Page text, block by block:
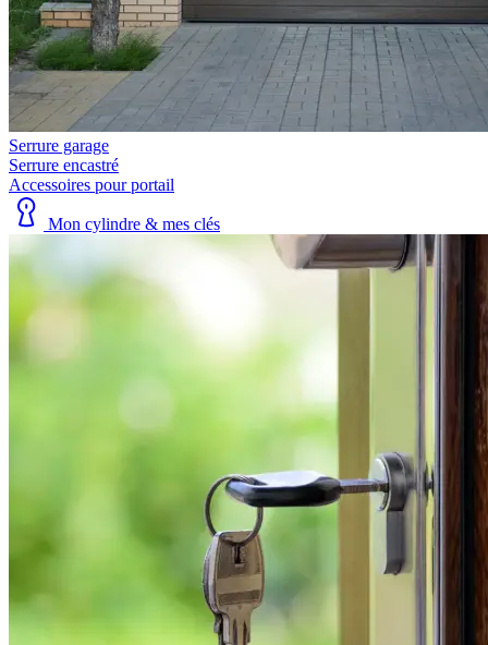
Serrure garage
Serrure encastré
Accessoires pour portail
Mon cylindre & mes clés